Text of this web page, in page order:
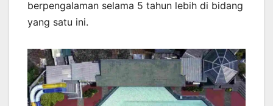
berpengalaman selama 5 tahun lebih di bidang
yang satu ini.